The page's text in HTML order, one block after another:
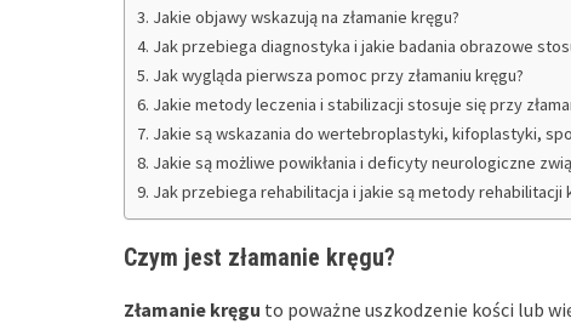
Jakie objawy wskazują na złamanie kręgu?
Jak przebiega diagnostyka i jakie badania obrazowe
Jak wygląda pierwsza pomoc przy złamaniu kręgu?
Jakie metody leczenia i stabilizacji stosuje się przy
Jakie są wskazania do wertebroplastyki, kifoplastyki,
Jakie są możliwe powikłania i deficyty neurologiczne
Jak przebiega rehabilitacja i jakie są metody rehabilitacji
Czym jest złamanie kręgu?
Złamanie kręgu to poważne uszkodzenie kości lub